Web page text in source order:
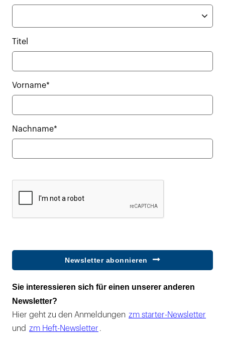
Titel
Vorname*
Nachname*
Newsletter abonnieren
Sie interessieren sich für einen unserer anderen
Newsletter?
Hier geht zu den Anmeldungen zm starter-Newsletter
und zm Heft-Newsletter .